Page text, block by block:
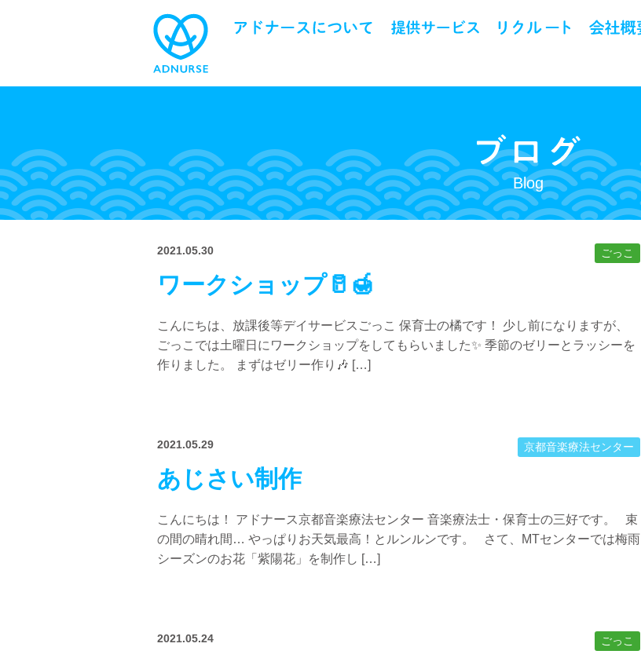
Blog
2021.05.30 ごっこ
ワークショップ🥛🍯
こんにちは、放課後等デイサービスごっこ 保育士の橘です！ 少し前になりますが、
ごっこでは土曜日にワークショップをしてもらいました✨ 季節のゼリーとラッシーを
作りました。 まずはゼリー作り🎶 […]
2021.05.29 京都音楽療法センター
あじさい制作
こんにちは！ アドナース京都音楽療法センター 音楽療法士・保育士の三好です。 束
の間の晴れ間… やっぱりお天気最高！とルンルンです。 さて、MTセンターでは梅雨
シーズンのお花「紫陽花」を制作し […]
2021.05.24 ごっこ